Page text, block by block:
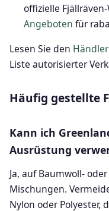
offizielle
Angeboten für
Lesen Sie den
Liste autorisierter
Häufig gestellte
Kann ich
Ausrüstung
Ja, auf Baumwoll-
Mischungen.
Nylon oder Polyester,